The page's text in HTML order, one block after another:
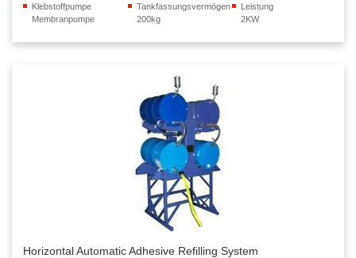
Klebstoffpumpe
Membranpumpe
Tankfassungsvermögen
200kg
Leistung
2KW
Horizontal Automatic Adhesive Refilling System